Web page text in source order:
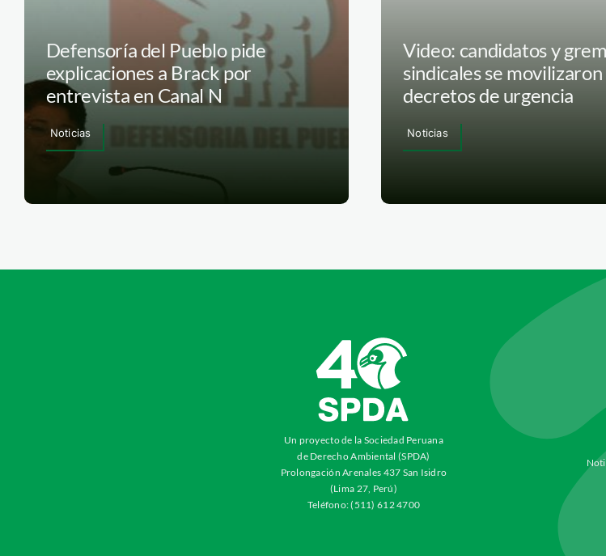
Defensoría del Pueblo pide
explicaciones a Brack por
entrevista en Canal N
Noticias
Video: candidatos y
sindicales se
decretos de urgencia
Noticias
Un proyecto de la Sociedad Peruana
de Derecho Ambiental (SPDA)
Prolongación Arenales 437 San Isidro
(Lima 27, Perú)
Teléfono: (511) 612 4700